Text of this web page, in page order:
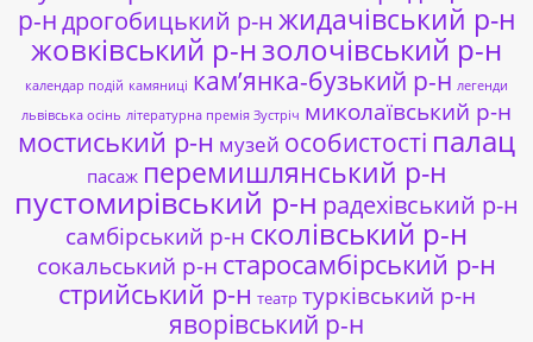
р-ндрогобицький р-н жидачівський р-н
жовківський р-нзолочівський р-н
календар подій камяниці кам’янка-бузький р-н легенди
львівська осінь літературна премія Зустріч миколаївський р-н
мостиський р-н музей особистості палац
пасаж перемишлянський р-н
пустомирівський р-н радехівський р-н
самбірський р-н сколівський р-н
сокальський р-н старосамбірський р-н
стрийський р-н театр турківський р-н
яворівський р-н